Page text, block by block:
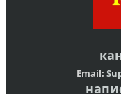
Email: